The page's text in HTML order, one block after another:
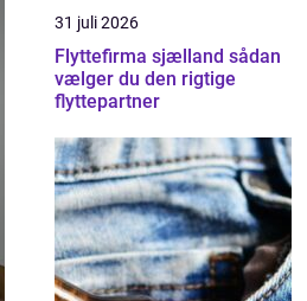
31 juli 2026
Flyttefirma sjælland sådan
vælger du den rigtige
flyttepartner